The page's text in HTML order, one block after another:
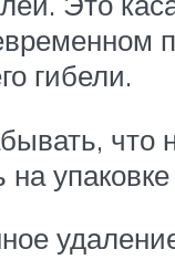
гибели.
что
на